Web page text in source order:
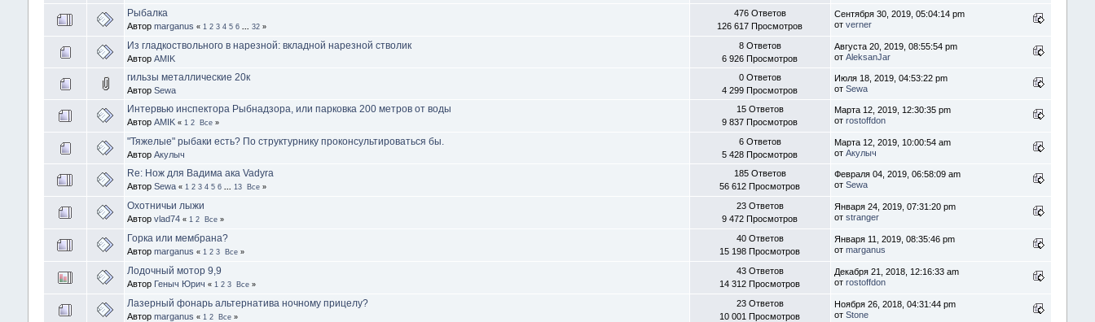
Рыбалка
Автор marganus « 1 2 3 4 5 6 32»
476 Ответов
126 617 Просмотров
Сентября 30, 2019, 05:04:14 pm
от verner
Из гладкоствольного в нарезной: вкладной нарезной стволик
Автор AMIK
8 Ответов
6 926 Просмотров
Августа 20, 2019, 08:55:54 pm
от AleksanJar
гильзы металлические 20к
Автор Sewa
0 Ответов
4 299 Просмотров
Июля 18, 2019, 04:53:22 pm
от Sewa
Интервью инспектора Рыбнадзора, или парковка 200 метров от воды
Автор AMIK « 1 2 Все»
15 Ответов
9 837 Просмотров
Марта 12, 2019, 12:30:35 pm
от rostoffdon
"Тяжелые" рыбаки есть? По структурнику проконсультироваться бы.
Автор Акулыч
6 Ответов
5 428 Просмотров
Марта 12, 2019, 10:00:54 am
от Акулыч
Re: Нож для Вадима ака Vadyra
Автор Sewa « 1 2 3 4 5 6 13 Все»
185 Ответов
56 612 Просмотров
Февраля 04, 2019, 06:58:09 am
от Sewa
Охотничьи лыжи
Автор vlad74 « 1 2 Все»
23 Ответов
9 472 Просмотров
Января 24, 2019, 07:31:20 pm
от stranger
Горка или мембрана?
Автор marganus « 1 2 3 Все»
40 Ответов
15 198 Просмотров
Января 11, 2019, 08:35:46 pm
от marganus
Лодочный мотор 9,9
Автор Геныч Юрич « 1 2 3 Все»
43 Ответов
14 312 Просмотров
Декабря 21, 2018, 12:16:33 am
от rostoffdon
Лазерный фонарь альтернатива ночному прицелу?
Автор marganus « 1 2 Все»
23 Ответов
10 001 Просмотров
Ноября 26, 2018, 04:31:44 pm
от Stone